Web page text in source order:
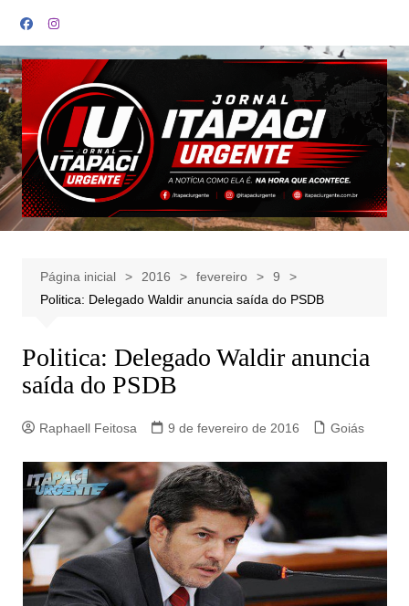
para
o
conteúdo
Página inicial 2016 fevereiro
9
Politica: Delegado Waldir anuncia saída do PSDB
Politica: Delegado Waldir anuncia
saída do PSDB
Raphaell Feitosa 9 de fevereiro de 2016 Goiás